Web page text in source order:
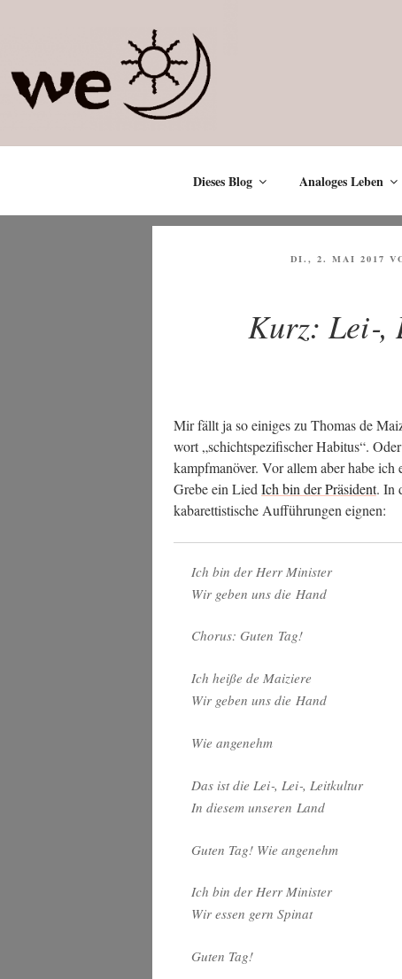
Dieses Blog Analoges Leben
VERÖFFENTLICHT
DI., 2. MAI 2017
Kurz: Lei‑,
Mir fällt ja so eini­ges zu Tho­mas de
wort „schicht­spe­zi­fi­scher Habi­tus“.
kampf­ma­nö­ver. Vor allem aber habe
Gre­be ein Lied Ich bin der Prä­si­dent. In
kaba­ret­tis­ti­sche Auf­füh­run­gen eignen:
Ich bin der Herr Minister
Wir geben uns die Hand
Cho­rus: Guten Tag!
Ich hei­ße de Maiziere
Wir geben uns die Hand
Wie ange­nehm
Das ist die Lei‑, Lei‑, Leitkultur
In die­sem unse­ren Land
Guten Tag! Wie angenehm
Ich bin der Herr Minister
Wir essen gern Spinat
Guten Tag!